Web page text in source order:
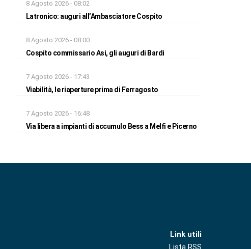
8 Agosto 2026 - 08:02
Latronico: auguri all’Ambasciatore Cospito
8 Agosto 2026 - 08:00
Cospito commissario Asi, gli auguri di Bardi
7 Agosto 2026 - 17:43
Viabilità, le riaperture prima di Ferragosto
7 Agosto 2026 - 16:48
Via libera a impianti di accumulo Bess a Melfi e Picerno
Link utili
Lista RSS